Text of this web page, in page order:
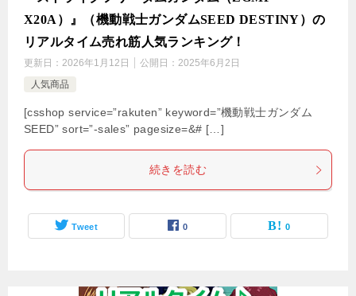
X20A）』（機動戦士ガンダムSEED DESTINY）の
リアルタイム売れ筋人気ランキング！
更新日： 2026年1月12日 公開日： 2025年6月2日
人気商品
[csshop service=”rakuten” keyword=”機動戦士ガンダム
SEED” sort=”-sales” pagesize=&# […]
続きを読む
Tweet 0 0